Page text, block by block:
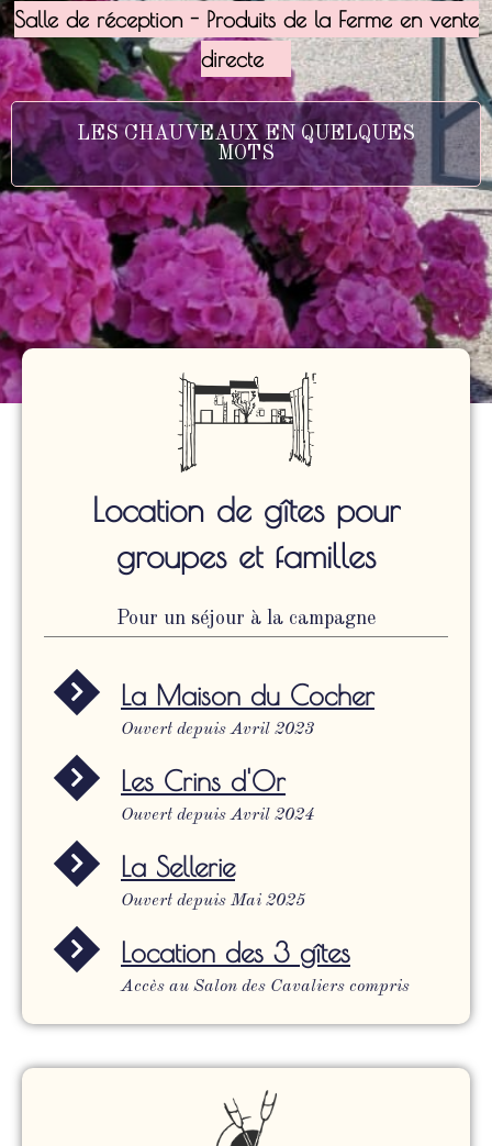
Salle de réception - Produits de la Ferme en vente
directe
LES CHAUVEAUX EN QUELQUES
MOTS
Location de gîtes pour
groupes et familles
Pour un séjour à la campagne
La Maison du Cocher
Ouvert depuis Avril 2023
Les Crins d'Or
Ouvert depuis Avril 2024
La Sellerie
Ouvert depuis Mai 2025
Location des 3 gîtes
Accès au Salon des Cavaliers compris